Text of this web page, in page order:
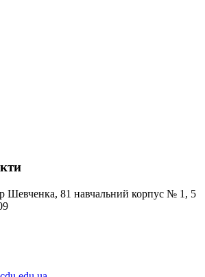
Шевченка, 81 навчальний корпус № 1, 5